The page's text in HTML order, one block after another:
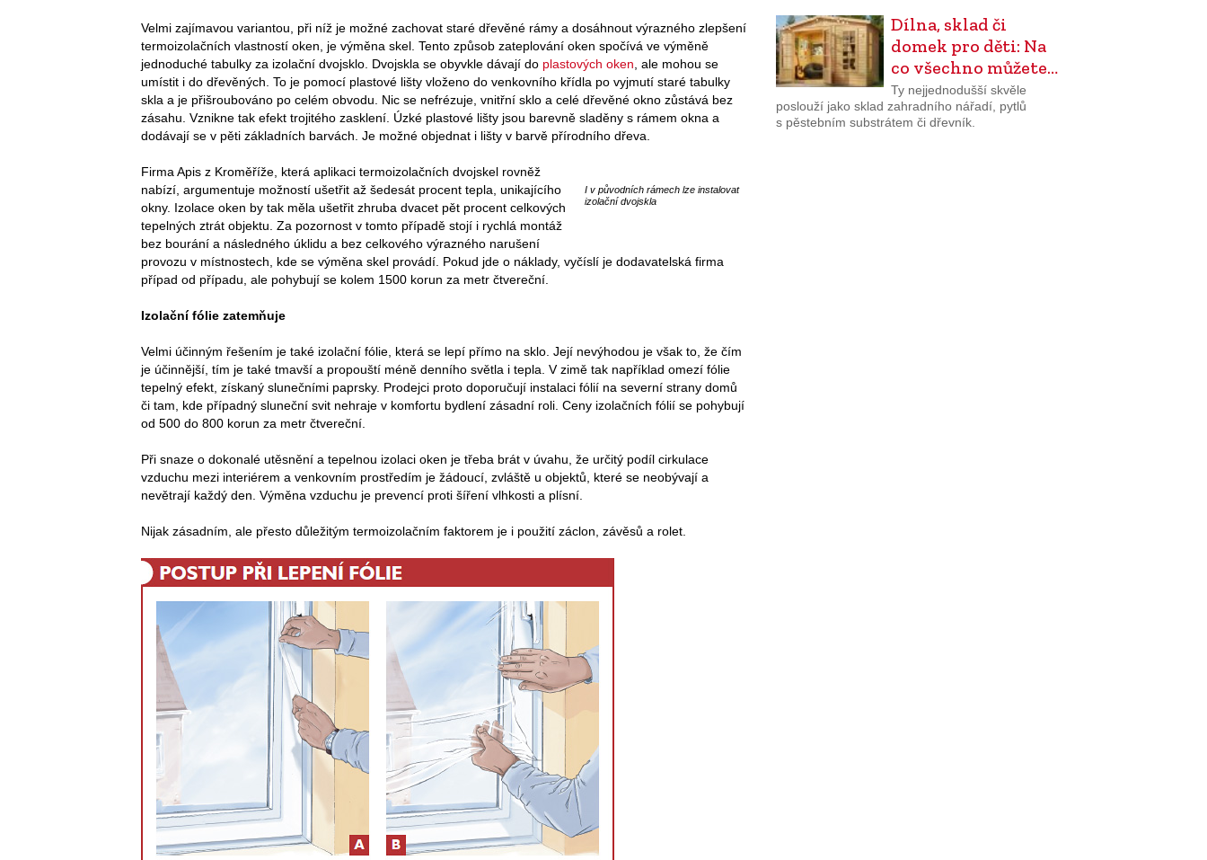
Velmi zajímavou variantou, při níž je možné zachovat staré dřevěné rámy a dosáhnout výrazného zlepšení
termoizolačních vlastností oken, je výměna skel. Tento způsob zateplování oken spočívá ve výměně
jednoduché tabulky za izolační dvojsklo. Dvojskla se obyvkle dávají do plastových oken , ale mohou se
umístit i do dřevěných. To je pomocí plastové lišty vloženo do venkovního křídla po vyjmutí staré tabulky
skla a je přišroubováno po celém obvodu. Nic se nefrézuje, vnitřní sklo a celé dřevěné okno zůstává bez
zásahu. Vznikne tak efekt trojitého zasklení. Úzké plastové lišty jsou barevně sladěny s rámem okna a
dodávají se v pěti základních barvách. Je možné objednat i lišty v barvě přírodního dřeva.
I v původních rámech lze instalovat
izolační dvojskla
Firma Apis z Kroměříže, která aplikaci termoizolačních dvojskel rovněž
nabízí, argumentuje možností ušetřit až šedesát procent tepla, unikajícího
okny. Izolace oken by tak měla ušetřit zhruba dvacet pět procent celkových
tepelných ztrát objektu. Za pozornost v tomto případě stojí i rychlá montáž
bez bourání a následného úklidu a bez celkového výrazného narušení
provozu v místnostech, kde se výměna skel provádí. Pokud jde o náklady, vyčíslí je dodavatelská firma
případ od případu, ale pohybují se kolem 1500 korun za metr čtvereční.
Izolační fólie zatemňuje
Velmi účinným řešením je také izolační fólie, která se lepí přímo na sklo. Její nevýhodou je však to, že čím
je účinnější, tím je také tmavší a propouští méně denního světla i tepla. V zimě tak například omezí fólie
tepelný efekt, získaný slunečními paprsky. Prodejci proto doporučují instalaci fólií na severní strany domů
či tam, kde případný sluneční svit nehraje v komfortu bydlení zásadní roli. Ceny izolačních fólií se pohybují
od 500 do 800 korun za metr čtvereční.
Při snaze o dokonalé utěsnění a tepelnou izolaci oken je třeba brát v úvahu, že určitý podíl cirkulace
vzduchu mezi interiérem a venkovním prostředím je žádoucí, zvláště u objektů, které se neobývají a
nevětrají každý den. Výměna vzduchu je prevencí proti šíření vlhkosti a plísní.
Nijak zásadním, ale přesto důležitým termoizolačním faktorem je i použití záclon, závěsů a rolet.
Dílna, sklad či
domek pro děti: Na
co všechno můžete…
Ty nejjednodušší skvěle
poslouží jako sklad zahradního nářadí, pytlů
s pěstebním substrátem či dřevník.